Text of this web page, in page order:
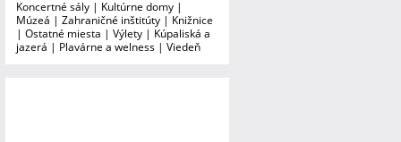
Koncertné sály | Kultúrne domy |
Múzeá | Zahraničné inštitúty | Knižnice
| Ostatné miesta | Výlety | Kúpaliská a
jazerá | Plavárne a welness | Viedeň